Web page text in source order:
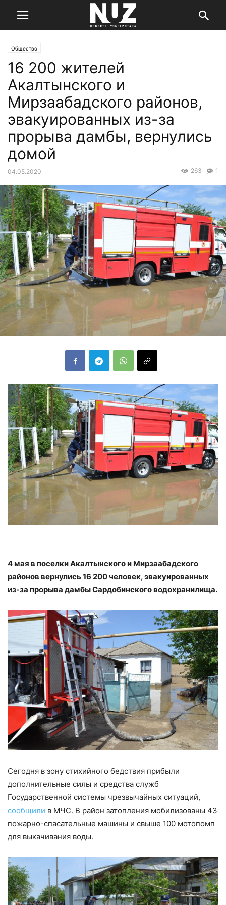
Общество
16 200 жителей
Акалтынского и
Мирзаабадского районов,
эвакуированных из-за
прорыва дамбы, вернулись
домой
04.05.2020 1
263
4 мая в поселки Акалтынского и Мирзаабадского
районов вернулись 16 200 человек, эвакуированных
из-за прорыва дамбы Сардобинского водохранилища.
Сегодня в зону стихийного бедствия прибыли
дополнительные силы и средства служб
Государственной системы чрезвычайных ситуаций,
сообщили в МЧС. В район затопления мобилизованы 43
пожарно-спасательные машины и свыше 100 мотопомп
для выкачивания воды.